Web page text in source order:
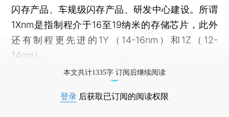
闪存产品、车规级闪存产品、研发中心建设。所谓
1Xnm是指制程介于16至19纳米的存储芯片，此外
还有制程更先进的1Y（14-16nm）和1Z（12-
14nm）。
本文共计1335字 订阅后继续阅读
登录 后获取已订阅的阅读权限